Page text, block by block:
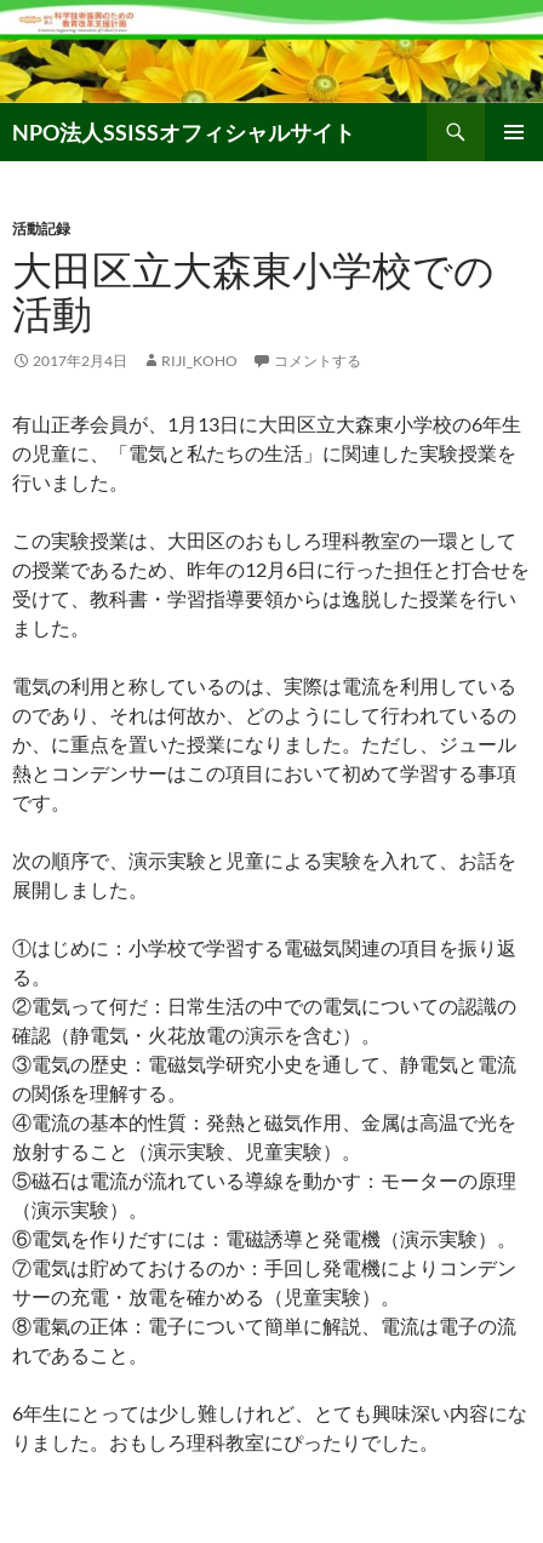
コ
ン
テ
ン
ツ
へ
キ
プ
NPO法人SSISSオフィシャルサイト
索
活動記録
大田区立大森東小学校での
活動
2017年2月4日 RIJI_KOHO コメントする
有山正孝会員が、1月13日に大田区立大森東小学校の6年生
の児童に、「電気と私たちの生活」に関連した実験授業を
行いました。
この実験授業は、大田区のおもしろ理科教室の一環として
の授業であるため、昨年の12月6日に行った担任と打合せを
受けて、教科書・学習指導要領からは逸脱した授業を行い
ました。
電気の利用と称しているのは、実際は電流を利用している
のであり、それは何故か、どのようにして行われているの
か、に重点を置いた授業になりました。ただし、ジュール
熱とコンデンサーはこの項目において初めて学習する事項
です。
次の順序で、演示実験と児童による実験を入れて、お話を
展開しました。
①はじめに：小学校で学習する電磁気関連の項目を振り返
る。
②電気って何だ：日常生活の中での電気についての認識の
確認（静電気・火花放電の演示を含む）。
③電気の歴史：電磁気学研究小史を通して、静電気と電流
の関係を理解する。
④電流の基本的性質：発熱と磁気作用、金属は高温で光を
放射すること（演示実験、児童実験）。
⑤磁石は電流が流れている導線を動かす：モーターの原理
（演示実験）。
⑥電気を作りだすには：電磁誘導と発電機（演示実験）。
⑦電気は貯めておけるのか：手回し発電機によりコンデン
サーの充電・放電を確かめる（児童実験）。
⑧電氣の正体：電子について簡単に解説、電流は電子の流
れであること。
6年生にとっては少し難しけれど、とても興味深い内容にな
りました。おもしろ理科教室にぴったりでした。